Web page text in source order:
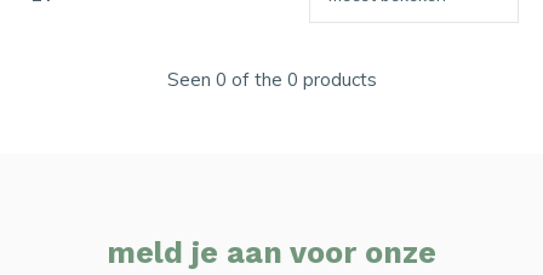
Seen 0 of the 0 products
meld je aan voor onze